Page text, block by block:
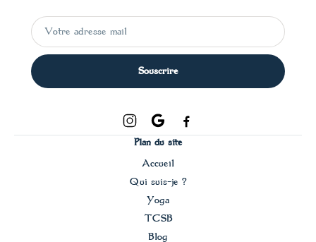
Plan du site
Accueil
Qui suis-je ?
Yoga
TCSB
Blog
Souscrire